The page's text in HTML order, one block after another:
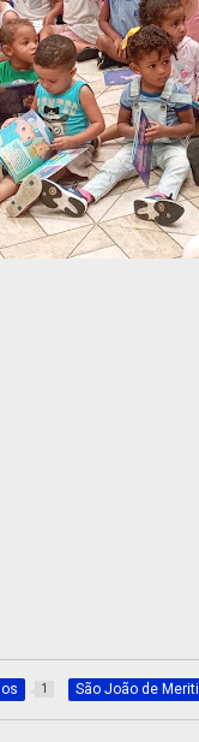
1 São João de Meriti